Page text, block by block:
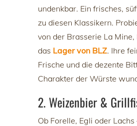
undenkbar. Ein frisches,
zu diesen Klassikern.
von der Brasserie La
das Lager von BLZ. Ihre
Frische und die dezente
Charakter der Würste
2. Weizenbier &
Ob Forelle, Egli oder